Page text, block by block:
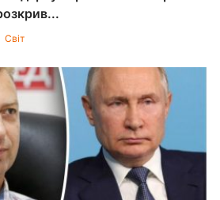
Світ